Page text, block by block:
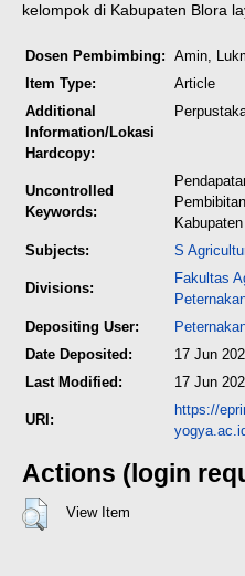
kelompok di Kabupaten Blora
Dosen Pembimbing: Amin,
Item Type:
Article
Additional
Information/Lokasi
Hardcopy:
Uncontrolled
Keywords:
Subjects:
S
Divisions:
Fakultas
Depositing User:
Date Deposited:
17 Jun
Last Modified:
17 Jun
URI:
https://
Actions (login
View Item